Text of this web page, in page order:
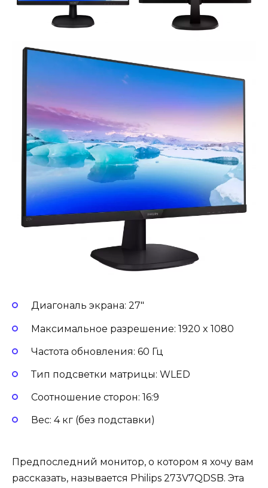
Диагональ экрана: 27″
Максимальное разрешение: 1920 x 1080
Частота обновления: 60 Гц
Тип подсветки матрицы: WLED
Соотношение сторон: 16:9
Вес: 4 кг (без подставки)
Предпоследний монитор, о котором я хочу вам
рассказать, называется Philips 273V7QDSB. Эта